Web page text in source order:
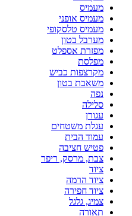
מעמיס
מעמיס אופני
מעמיס טלסקופי
מערבל בטון
מפזרת אספלט
מפלסת
מקרצפות כביש
משאבת בטון
נפה
סלילה
עגורן
עגלת משטחים
עמוד הבית
פטיש חציבה
צבת, מרסק, ריפר
ציוד
ציוד הרמה
ציוד חפירה
צמיג, גלגל
תאורה